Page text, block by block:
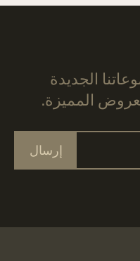
الجديدة
المميزة.
إرسال